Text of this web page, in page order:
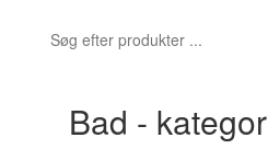
Bad -